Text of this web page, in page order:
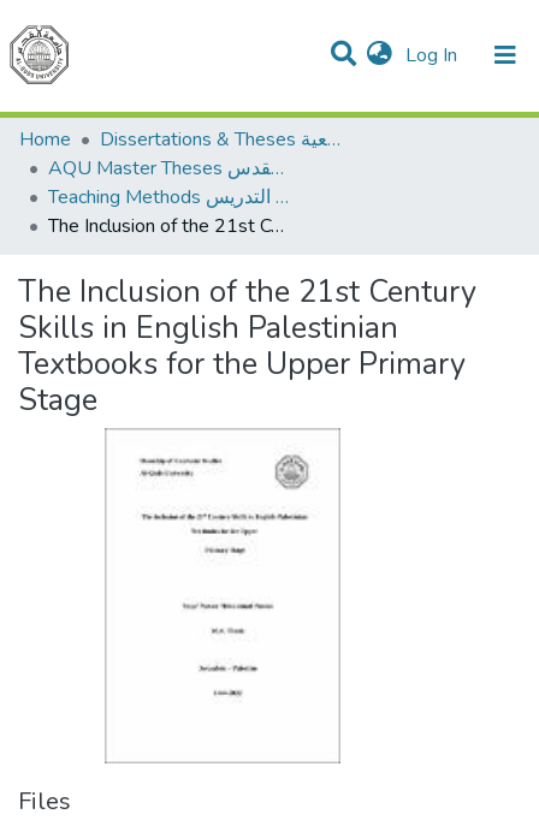
Log In (current)
Communities & Collections
All of DSpace
Home
Dissertations & Theses الرسائل الجامعية
AQU Master Theses الرسائل الجامعية الخاصة بجامعة القدس
Teaching Methods أساليب التدريس
The Inclusion of the 21st Century Skills in English Palestinian Textbooks for the Upper Primary Stage
The Inclusion of the 21st Century
Skills in English Palestinian
Textbooks for the Upper Primary
Stage
Files